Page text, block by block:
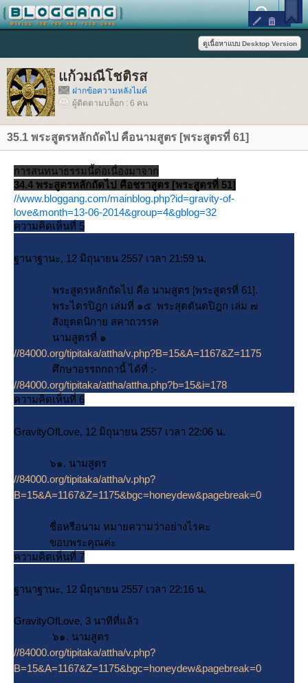
ก้วมณีโชติรส
ฝากข้อความหลังไมค์
ผู้ติดตามบล็อก : 6 คน
35.1 พระสูตรหลักถัดไป คือนามสูตร [พระสูตรที่ 61]
การสนทนาธรรมนี้ต่อเนื่องมาจาก
34.4 พระสูตรหลักถัดไป คือชราสูตร [พระสูตรที่ 51]
//www.bloggang.com/mainblog.php?id=gravity-of-
love&month=13-06-2014&group=4&gblog=32
ความคิดเห็นที่ 5
ฐานาฐานะ, 12 มิถุนายน 2557 เวลา 21:59 น.
พระสูตรหลักถัดไป คือ นามสูตร [พระสูตรที่ 61].
พระไตรปิฎก เล่มที่ ๑๕ พระสุตตันตปิฎก เล่ม ๗
สังยุตตนิกาย สคาถวรรค
นามสูตรที่ ๑
//84000.org/tipitaka/attha/v.php?B=15&A=1167&Z=1175
ศึกษาอรรถกถานี้ ได้ที่ :-
//84000.org/tipitaka/attha/attha.php?b=15&i=178
ความคิดเห็นที่ 6
GravityOfLove, 12 มิถุนายน 2557 เวลา 22:06 น.
๖๑. นามสูตร
//84000.org/tipitaka/attha/v.php?
B=15&A=1167&Z=1175&bgc=honeydew&pagebreak=0
ชื่อหรือนาม หมายความว่าอย่างไรคะ
ขอบพระคุณค่ะ
ความคิดเห็นที่ 7
ฐานาฐานะ, 12 มิถุนายน 2557 เวลา 22:16 น.
GravityOfLove, 3 นาทีที่แล้ว
๖๑. นามสูตร
//84000.org/tipitaka/attha/v.php?
B=15&A=1167&Z=1175&bgc=honeydew&pagebreak=0